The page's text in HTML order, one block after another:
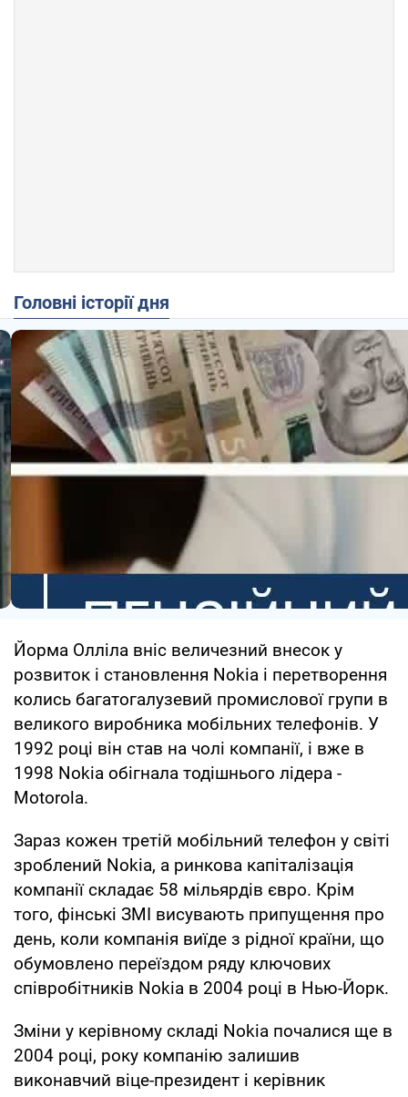
Головні історії дня
Йорма Олліла вніс величезний внесок у
розвиток і становлення Nokia і перетворення
колись багатогалузевий промислової групи в
великого виробника мобільних телефонів. У
1992 році він став на чолі компанії, і вже в
1998 Nokia обігнала тодішнього лідера -
Motorola.
Зараз кожен третій мобільний телефон у світі
зроблений Nokia, а ринкова капіталізація
компанії складає 58 мільярдів євро. Крім
того, фінські ЗМІ висувають припущення про
день, коли компанія виїде з рідної країни, що
обумовлено переїздом ряду ключових
співробітників Nokia в 2004 році в Нью-Йорк.
Зміни у керівному складі Nokia почалися ще в
2004 році, року компанію залишив
виконавчий віце-президент і керівник